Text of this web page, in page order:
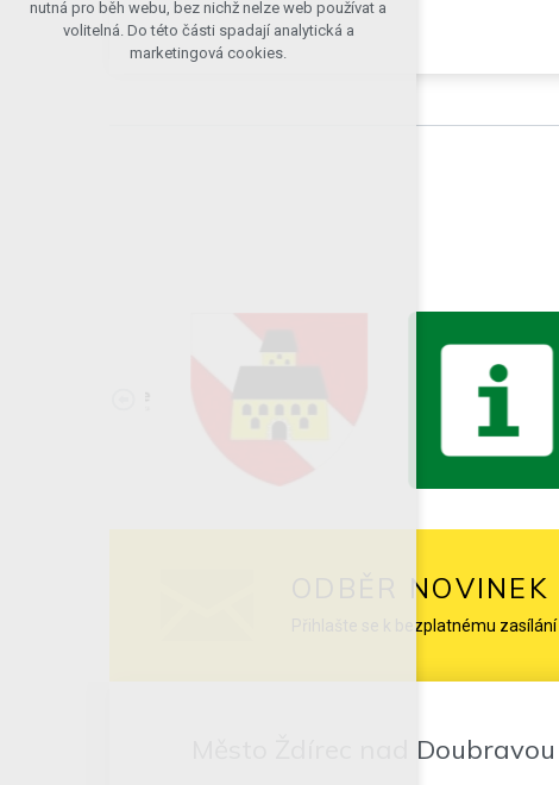
ODBĚR NOVINEK
Přihlašte se k bezplatnému
Město Ždírec nad Doubravou
Odmítnout vše
nutná pro běh webu, bez nichž nelze web používat a
volitelná. Do této části spadají analytická a
marketingová cookies.